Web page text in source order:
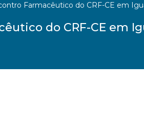
Farmacêutico do CRF-CE em
do CRF-CE em